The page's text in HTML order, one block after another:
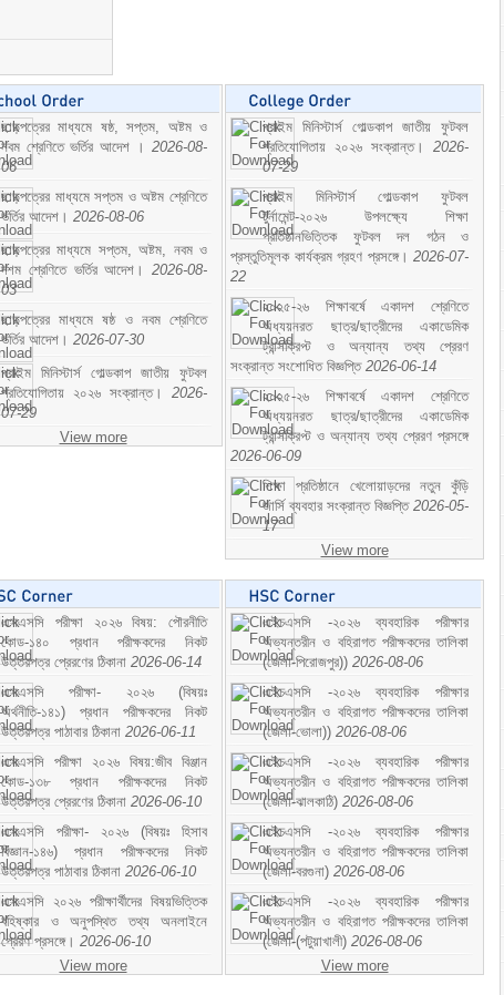
ছাড়পত্রের মাধ্যমে ষষ্ঠ, সপ্তম, অষ্টম ও
নবম শ্রেণিতে ভর্তির আদেশ । 2026-08-
06
ছাড়পত্রের মাধ্যমে সপ্তম ও অষ্টম শ্রেণিতে
ভর্তির আদেশ। 2026-08-06
ছাড়পত্রের মাধ্যমে সপ্তম, অষ্টম, নবম ও
দশম শ্রেণিতে ভর্তির আদেশ। 2026-08-
03
ছাড়পত্রের মাধ্যমে ষষ্ঠ ও নবম শ্রেণিতে
ভর্তির আদেশ। 2026-07-30
প্রাইম মিনিস্টার্স গোল্ডকাপ জাতীয় ফুটবল
প্রতিযোগিতায় ২০২৬ সংক্রান্ত। 2026-
07-29
View more
প্রাইম মিনিস্টার্স গোল্ডকাপ জাতীয় ফুটবল
প্রতিযোগিতায় ২০২৬ সংক্রান্ত। 2026-
07-29
প্রাইম মিনিস্টার্স গোল্ডকাপ ফুটবল
টুর্নামেন্ট-২০২৬ উপলক্ষ্যে শিক্ষা
প্রতিষ্ঠানভিত্তিক ফুটবল দল গঠন ও
প্রস্তুতিমূলক কার্যক্রম গ্রহণ প্রসঙ্গে। 2026-07-
22
২০২৫-২৬ শিক্ষাবর্ষে একাদশ শ্রেণিতে
অধ্যয়নরত ছাত্র/ছাত্রীদের একাডেমিক
ট্রান্সক্রিপ্ট ও অন্যান্য তথ্য প্রেরণ
সংক্রান্ত সংশোধিত বিজ্ঞপ্তি 2026-06-14
২০২৫-২৬ শিক্ষাবর্ষে একাদশ শ্রেণিতে
অধ্যয়নরত ছাত্র/ছাত্রীদের একাডেমিক
ট্রান্সক্রিপ্ট ও অন্যান্য তথ্য প্রেরণ প্রসঙ্গে
2026-06-09
শিক্ষা প্রতিষ্ঠানে খেলোয়াড়দের নতুন কুঁড়ি
জার্সি ব্যবহার সংক্রান্ত বিজ্ঞপ্তি 2026-05-
17
View more
এসএসসি পরীক্ষা ২০২৬ বিষয়: পৌরনীতি
কোড-১৪০ প্রধান পরীক্ষকদের নিকট
উত্তরপত্র প্রেরণের ঠিকানা 2026-06-14
এসএসসি পরীক্ষা- ২০২৬ (বিষয়ঃ
অর্থনীতি-১৪১) প্রধান পরীক্ষকদের নিকট
উত্তরপত্র পাঠাবার ঠিকানা 2026-06-11
এসএসসি পরীক্ষা ২০২৬ বিষয়:জীব বিঞ্জান
কোড-১৩৮ প্রধান পরীক্ষকদের নিকট
উত্তরপত্র প্রেরণের ঠিকানা 2026-06-10
এসএসসি পরীক্ষা- ২০২৬ (বিষয়ঃ হিসাব
বিজ্ঞান-১৪৬) প্রধান পরীক্ষকদের নিকট
উত্তরপত্র পাঠাবার ঠিকানা 2026-06-10
এসএসসি ২০২৬ পরীক্ষার্থীদের বিষয়ভিত্তিক
বহিষ্কার ও অনুপস্থিত তথ্য অনলাইনে
প্রেরণ প্রসঙ্গে। 2026-06-10
View more
এইচএসসি -২০২৬ ব্যবহারিক পরীক্ষার
অভ্যন্তরীন ও বহিরাগত পরীক্ষকদের তালিকা
(জেলা-পিরোজপুর)) 2026-08-06
এইচএসসি -২০২৬ ব্যবহারিক পরীক্ষার
অভ্যন্তরীন ও বহিরাগত পরীক্ষকদের তালিকা
(জেলা-ভোলা)) 2026-08-06
এইচএসসি -২০২৬ ব্যবহারিক পরীক্ষার
অভ্যন্তরীন ও বহিরাগত পরীক্ষকদের তালিকা
(জেলা-ঝালকাঠি) 2026-08-06
এইচএসসি -২০২৬ ব্যবহারিক পরীক্ষার
অভ্যন্তরীন ও বহিরাগত পরীক্ষকদের তালিকা
(জেলা-বরগুনা) 2026-08-06
এইচএসসি -২০২৬ ব্যবহারিক পরীক্ষার
অভ্যন্তরীন ও বহিরাগত পরীক্ষকদের তালিকা
(জেলা-(পটুয়াখালী) 2026-08-06
View more